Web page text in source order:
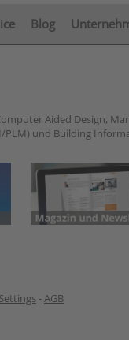
Blog
Aided Design,
PLM) und Building
-AGB